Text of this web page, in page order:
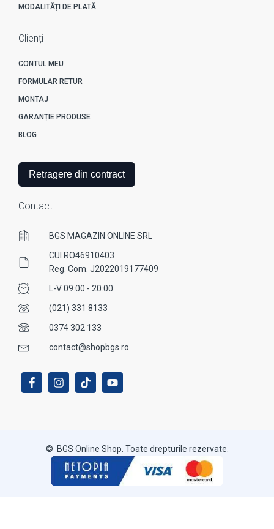
MODALITĂȚI DE PLATĂ
Clienți
CONTUL MEU
FORMULAR RETUR
MONTAJ
GARANȚIE PRODUSE
BLOG
Retragere din contract
Contact
BGS MAGAZIN ONLINE SRL
CUI RO46910403
Reg. Com. J2022019177409
L-V 09:00 - 20:00
(021) 331 8133
0374 302 133
contact@shopbgs.ro
© BGS Online Shop. Toate drepturile rezervate.